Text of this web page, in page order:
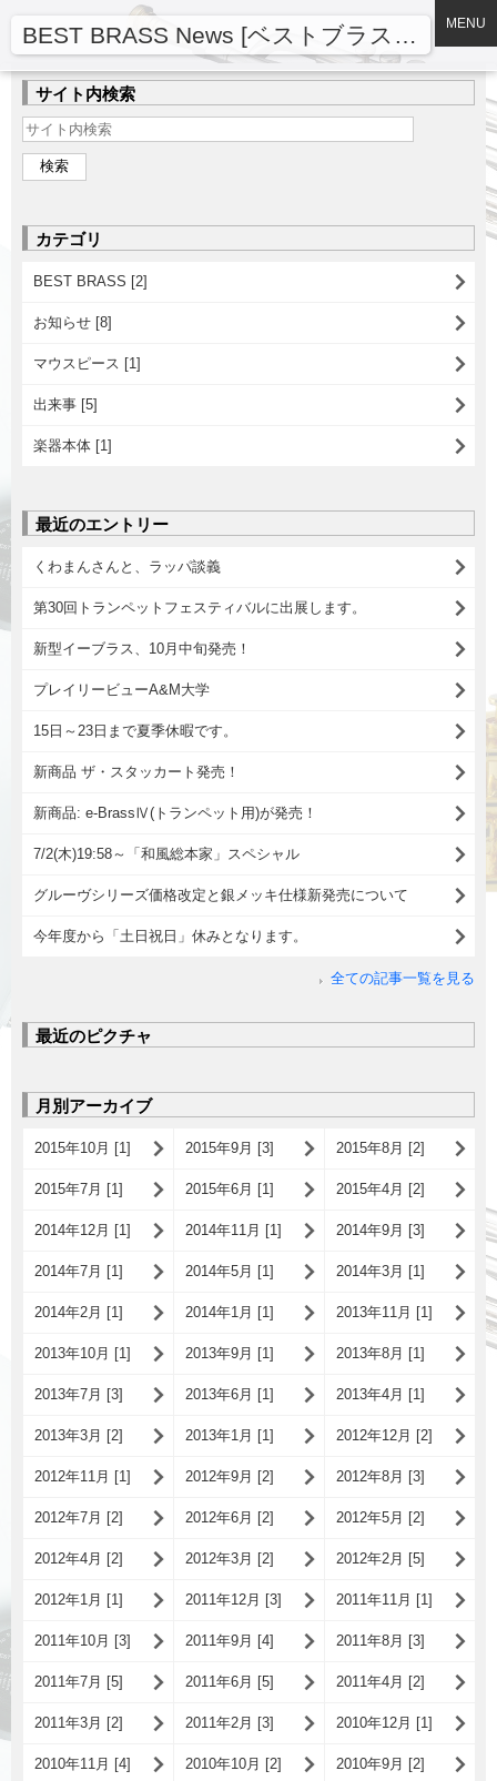
BEST BRASS News [ベストブラスニュース] MENU
サイト内検索
カテゴリ
BEST BRASS [2]
お知らせ [8]
マウスピース [1]
出来事 [5]
楽器本体 [1]
最近のエントリー
くわまんさんと、ラッパ談義
第30回トランペットフェスティバルに出展します。
新型イーブラス、10月中旬発売！
プレイリービューA&M大学
15日～23日まで夏季休暇です。
新商品 ザ・スタッカート発売！
新商品: e-BrassⅣ(トランペット用)が発売！
7/2(木)19:58～「和風総本家」スペシャル
グルーヴシリーズ価格改定と銀メッキ仕様新発売について
今年度から「土日祝日」休みとなります。
全ての記事一覧を見る
最近のピクチャ
月別アーカイブ
2015年10月 [1] 2015年9月 [3] 2015年8月 [2]
2015年7月 [1] 2015年6月 [1] 2015年4月 [2]
2014年12月 [1] 2014年11月 [1] 2014年9月 [3]
2014年7月 [1] 2014年5月 [1] 2014年3月 [1]
2014年2月 [1] 2014年1月 [1] 2013年11月 [1]
2013年10月 [1] 2013年9月 [1] 2013年8月 [1]
2013年7月 [3] 2013年6月 [1] 2013年4月 [1]
2013年3月 [2] 2013年1月 [1] 2012年12月 [2]
2012年11月 [1] 2012年9月 [2] 2012年8月 [3]
2012年7月 [2] 2012年6月 [2] 2012年5月 [2]
2012年4月 [2] 2012年3月 [2] 2012年2月 [5]
2012年1月 [1] 2011年12月 [3] 2011年11月 [1]
2011年10月 [3] 2011年9月 [4] 2011年8月 [3]
2011年7月 [5] 2011年6月 [5] 2011年4月 [2]
2011年3月 [2] 2011年2月 [3] 2010年12月 [1]
2010年11月 [4] 2010年10月 [2] 2010年9月 [2]